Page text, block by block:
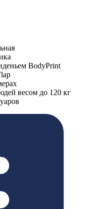
BodyPrint
весом до 120 кг